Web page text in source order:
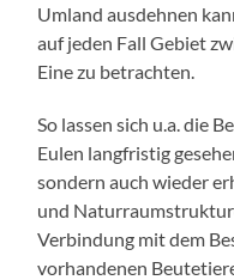
Umland ausdehnen
auf jeden Fall Gebiet
Eine zu betrachten.
So lassen sich u.a. die
Eulen langfristig
sondern auch wieder
und
Verbindung mit dem
vorhandenen